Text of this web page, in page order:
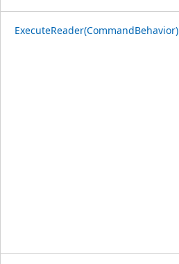
ExecuteReader(CommandBehavior)